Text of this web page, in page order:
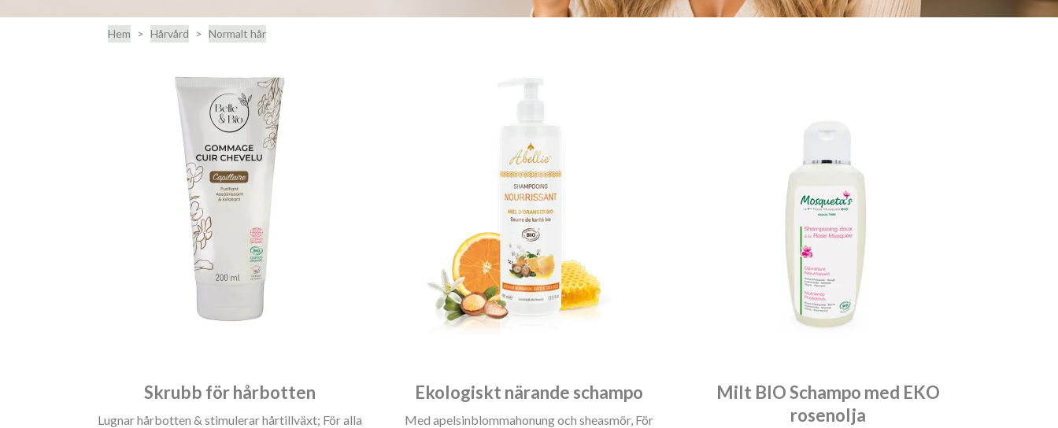
Hem Hårvård Normalt hår
Skrubb för hårbotten
Lugnar hårbotten & stimulerar hårtillväxt; För alla
Ekologiskt närande schampo
Med apelsinblommahonung och sheasmör, För
Milt BIO Schampo med EKO
rosenolja